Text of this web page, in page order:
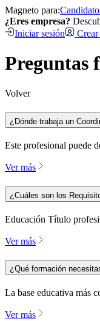
Magneto para:
¿Eres empresa?
Iniciar sesión
Crear
Preguntas
Volver
¿Dónde trabaja un
Este profesional puede
Ver más
¿Cuáles son los
Educación Título
Ver más
¿Qué formación
La base educativa más
Ver más